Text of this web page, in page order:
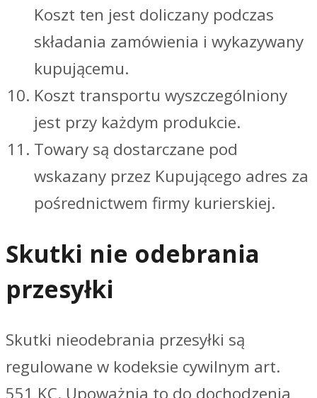
Koszt ten jest doliczany podczas
składania zamówienia i wykazywany
kupującemu.
Koszt transportu wyszczególniony
jest przy każdym produkcie.
Towary są dostarczane pod
wskazany przez Kupującego adres za
pośrednictwem firmy kurierskiej.
Skutki nie odebrania
przesyłki
Skutki nieodebrania przesyłki są
regulowane w kodeksie cywilnym art.
551 KC. Upoważnia to do dochodzenia